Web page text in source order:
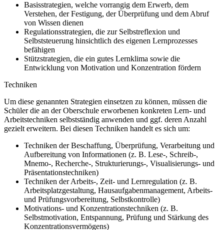
Basisstrategien, welche vorrangig dem Erwerb, dem
Verstehen, der Festigung, der Überprüfung und dem Abruf
von Wissen dienen
Regulationsstrategien, die zur Selbstreflexion und
Selbststeuerung hinsichtlich des eigenen Lernprozesses
befähigen
Stützstrategien, die ein gutes Lernklima sowie die
Entwicklung von Motivation und Konzentration fördern
Techniken
Um diese genannten Strategien einsetzen zu können, müssen die
Schüler die an der Oberschule erworbenen konkreten Lern- und
Arbeitstechniken selbstständig anwenden und ggf. deren Anzahl
gezielt erweitern. Bei diesen Techniken handelt es sich um:
Techniken der Beschaffung, Überprüfung, Verarbeitung und
Aufbereitung von Informationen (z. B. Lese-, Schreib-,
Mnemo-, Recherche-, Strukturierungs-, Visualisierungs- und
Präsentationstechniken)
Techniken der Arbeits-, Zeit- und Lernregulation (z. B.
Arbeitsplatzgestaltung, Hausaufgabenmanagement, Arbeits-
und Prüfungsvorbereitung, Selbstkontrolle)
Motivations- und Konzentrationstechniken (z. B.
Selbstmotivation, Entspannung, Prüfung und Stärkung des
Konzentrationsvermögens)